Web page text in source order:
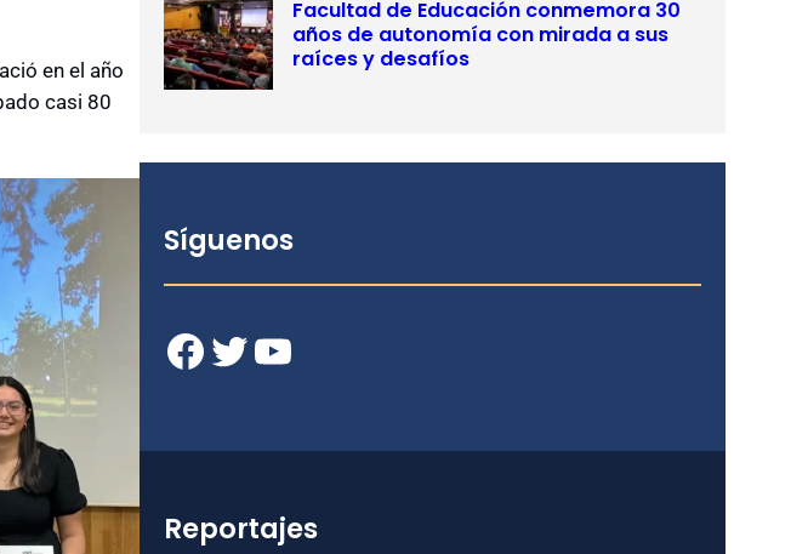
en el año
casi 80
Facultad de Educación conmemora 30
años de autonomía con mirada a sus
raíces y desafíos
Síguenos
Facebook Twitter YouTube
Reportajes